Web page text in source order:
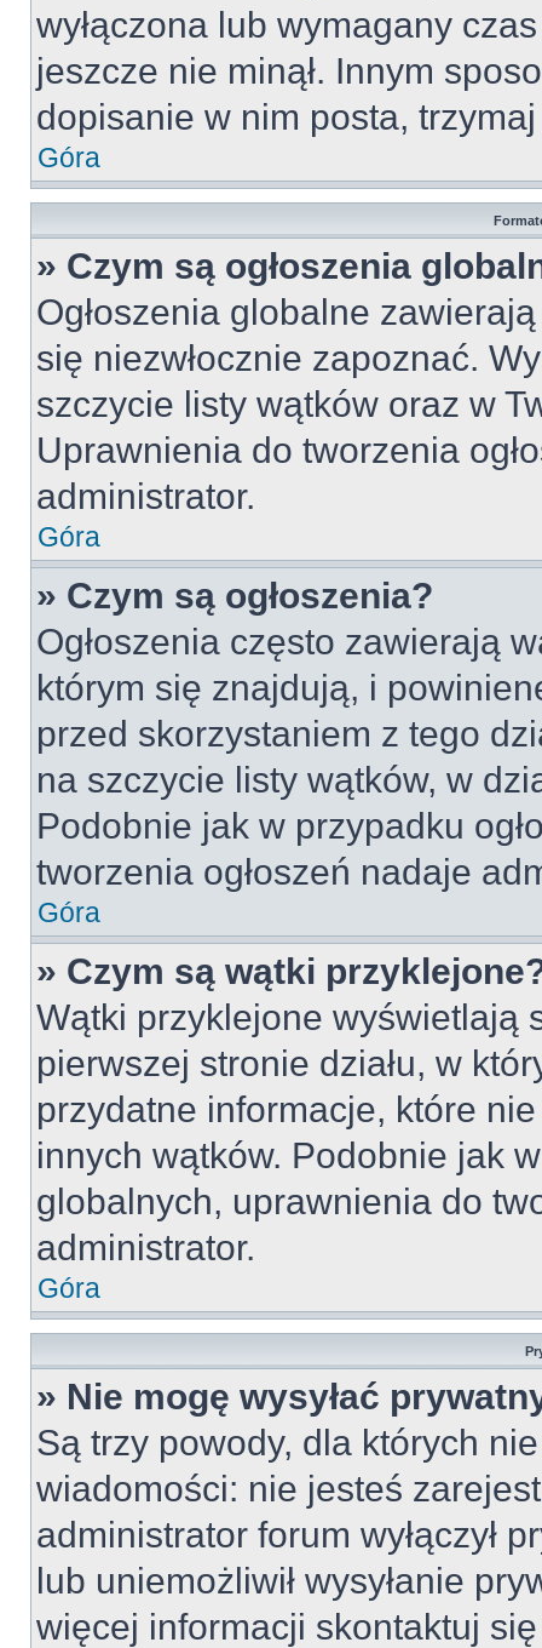
wyłączona lub wymagany
jeszcze nie minął. Innym
dopisanie w nim posta,
Góra
» Czym są ogłoszenia
Ogłoszenia globalne
się niezwłocznie zapoznać.
szczycie listy wątków oraz w
Uprawnienia do tworzenia
administrator.
Góra
» Czym są ogłoszenia?
Ogłoszenia często zawierają
którym się znajdują, i
przed skorzystaniem z tego
na szczycie listy wątków, w
Podobnie jak w przypadku
tworzenia ogłoszeń nadaje
Góra
» Czym są wątki
Wątki przyklejone wyświetlają
pierwszej stronie działu, w
przydatne informacje, które
innych wątków. Podobnie jak
globalnych, uprawnienia do
administrator.
Góra
» Nie mogę wysyłać
Są trzy powody, dla których
wiadomości: nie jesteś
administrator forum wyłączył
lub uniemożliwił wysyłanie
więcej informacji skontaktuj